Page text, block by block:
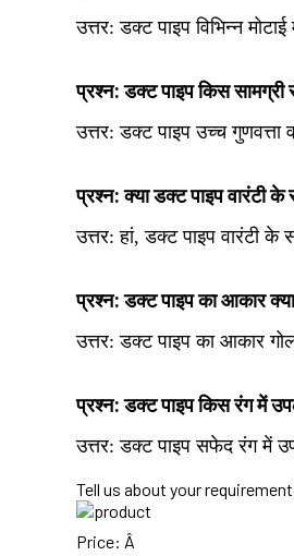
उत्तर: डक्ट पाइप विभिन्न
प्रश्न: डक्ट पाइप किस सामग्री
उत्तर: डक्ट पाइप उच्च गुणवत्ता
प्रश्न: क्या डक्ट पाइप वारंटी
उत्तर: हां, डक्ट पाइप वारंटी
प्रश्न: डक्ट पाइप का आकार
उत्तर: डक्ट पाइप का आकार
प्रश्न: डक्ट पाइप किस रंग में
उत्तर:डक्ट पाइप सफेद रंग में
Tell us about your requirement
Price: Â